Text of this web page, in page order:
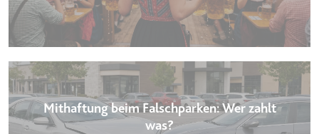
Mithaftung beim Falschparken: Wer zahlt
was?